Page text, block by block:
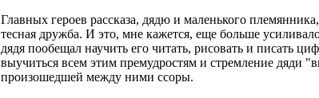
Главных героев рассказа, дядю и маленького
тесная дружба. И это, мне кажется, еще больше
дядя пообещал научить его читать, рисовать и писать
выучиться всем этим премудростям и стремление дяди
произошедшей между ними ссоры.